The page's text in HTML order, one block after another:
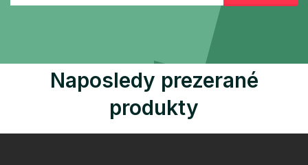
Naposledy prezerané
produkty